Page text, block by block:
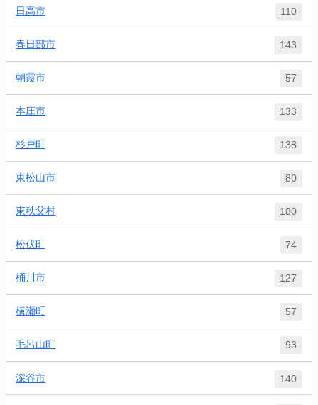
日高市 110
春日部市 143
朝霞市 57
本庄市 133
杉戸町 138
東松山市 80
東秩父村 180
松伏町 74
桶川市 127
横瀬町 57
毛呂山町 93
深谷市 140